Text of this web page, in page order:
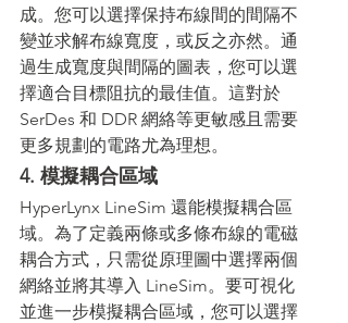
成。您可以選擇保持布線間的間隔不
變並求解布線寬度，或反之亦然。通
過生成寬度與間隔的圖表，您可以選
擇適合目標阻抗的最佳值。這對於
SerDes 和 DDR 網絡等更敏感且需要
更多規劃的電路尤為理想。
4. 模擬耦合區域
HyperLynx LineSim 還能模擬耦合區
域。為了定義兩條或多條布線的電磁
耦合方式，只需從原理圖中選擇兩個
網絡並將其導入 LineSim。要可視化
並進一步模擬耦合區域，您可以選擇